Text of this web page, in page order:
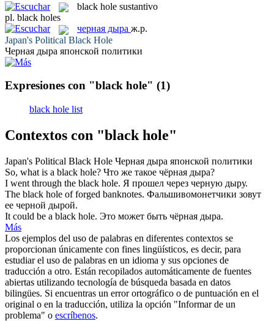
black hole sustantivo
pl. black holes
черная дыра ж.р.
Japan's Political Black Hole
Черная дыра японской политики
Expresiones con "black hole" (1)
black hole list
Contextos con "black hole"
Japan's Political Black Hole Черная дыра японской политики
So, what is a black hole? Что же такое чёрная дыра?
I went through the black hole. Я прошел через черную дыру.
The black hole of forged banknotes. Фальшивомонетчики зовут
ее черной дырой.
It could be a black hole. Это может быть чёрная дыра.
Más
Los ejemplos del uso de palabras en diferentes contextos se
proporcionan únicamente con fines lingüísticos, es decir, para
estudiar el uso de palabras en un idioma y sus opciones de
traducción a otro. Están recopilados automáticamente de fuentes
abiertas utilizando tecnología de búsqueda basada en datos
bilingües. Si encuentras un error ortográfico o de puntuación en el
original o en la traducción, utiliza la opción "Informar de un
problema" o escríbenos.